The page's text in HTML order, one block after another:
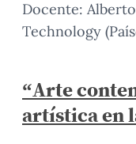
Docente:
Technology
“Arte
artística en